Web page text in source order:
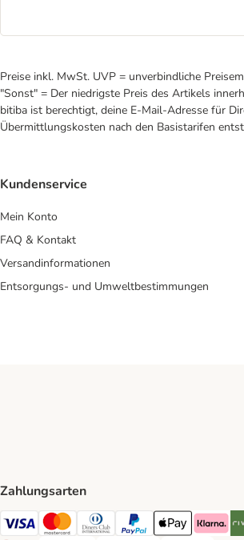
Preise inkl. MwSt. UVP = unverbindliche
"Sonst" = Der niedrigste Preis des Artikels
bitiba ist berechtigt, deine E-Mail-Adresse für
Übermittlungskosten nach den Basistarifen
Kundenservice
Mein Konto
FAQ & Kontakt
Versandinformationen
Entsorgungs- und Umweltbestimmungen
Zahlungsarten
Visa Payment Method
Mastercard Payment Method
Diners Club Payment Method
PayPal Payment Method
Apple PayKlarna